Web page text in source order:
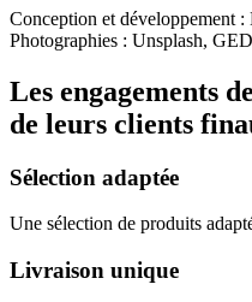
Conception et développement
Photographies : Unsplash,
Les engagements
de leurs clients
Sélection adaptée
Une sélection de produits
Livraison unique